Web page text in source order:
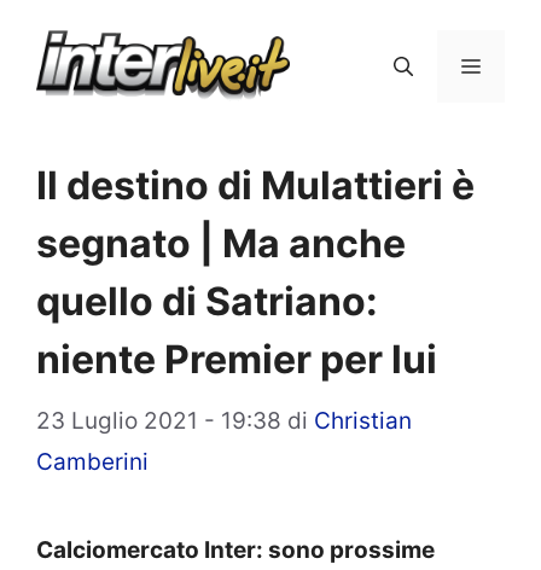
Menu
Il destino di Mulattieri è
segnato | Ma anche
quello di Satriano:
niente Premier per lui
23 Luglio 2021 - 19:38 di Christian
Camberini
Calciomercato Inter: sono prossime